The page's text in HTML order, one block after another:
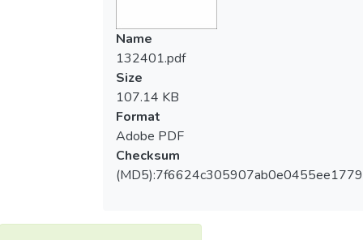
Name
132401.pdf
Size
107.14 KB
Format
Adobe PDF
Checksum